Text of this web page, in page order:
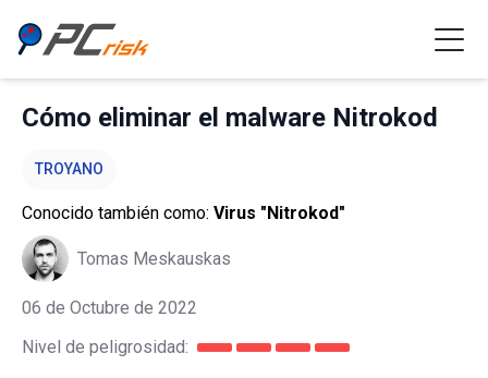
Cómo eliminar el malware Nitrokod
TROYANO
Conocido también como: Virus "Nitrokod"
Tomas Meskauskas
06 de Octubre de 2022
Nivel de peligrosidad: